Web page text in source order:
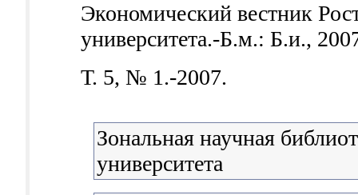
Экономический вестник
университета.-Б.м.: Б.и.,
Т. 5, № 1.-2007.
Зональная научная
университета